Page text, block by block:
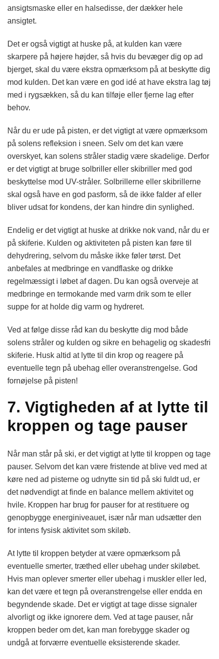
ansigtsmaske eller en halsedisse, der dækker hele
ansigtet.
Det er også vigtigt at huske på, at kulden kan være
skarpere på højere højder, så hvis du bevæger dig op ad
bjerget, skal du være ekstra opmærksom på at beskytte dig
mod kulden. Det kan være en god idé at have ekstra lag tøj
med i rygsækken, så du kan tilføje eller fjerne lag efter
behov.
Når du er ude på pisten, er det vigtigt at være opmærksom
på solens refleksion i sneen. Selv om det kan være
overskyet, kan solens stråler stadig være skadelige. Derfor
er det vigtigt at bruge solbriller eller skibriller med god
beskyttelse mod UV-stråler. Solbrillerne eller skibrillerne
skal også have en god pasform, så de ikke falder af eller
bliver udsat for kondens, der kan hindre din synlighed.
Endelig er det vigtigt at huske at drikke nok vand, når du er
på skiferie. Kulden og aktiviteten på pisten kan føre til
dehydrering, selvom du måske ikke føler tørst. Det
anbefales at medbringe en vandflaske og drikke
regelmæssigt i løbet af dagen. Du kan også overveje at
medbringe en termokande med varm drik som te eller
suppe for at holde dig varm og hydreret.
Ved at følge disse råd kan du beskytte dig mod både
solens stråler og kulden og sikre en behagelig og skadesfri
skiferie. Husk altid at lytte til din krop og reagere på
eventuelle tegn på ubehag eller overanstrengelse. God
fornøjelse på pisten!
7. Vigtigheden af at lytte til
kroppen og tage pauser
Når man står på ski, er det vigtigt at lytte til kroppen og tage
pauser. Selvom det kan være fristende at blive ved med at
køre ned ad pisterne og udnytte sin tid på ski fuldt ud, er
det nødvendigt at finde en balance mellem aktivitet og
hvile. Kroppen har brug for pauser for at restituere og
genopbygge energiniveauet, især når man udsætter den
for intens fysisk aktivitet som skiløb.
At lytte til kroppen betyder at være opmærksom på
eventuelle smerter, træthed eller ubehag under skiløbet.
Hvis man oplever smerter eller ubehag i muskler eller led,
kan det være et tegn på overanstrengelse eller endda en
begyndende skade. Det er vigtigt at tage disse signaler
alvorligt og ikke ignorere dem. Ved at tage pauser, når
kroppen beder om det, kan man forebygge skader og
undgå at forværre eventuelle eksisterende skader.